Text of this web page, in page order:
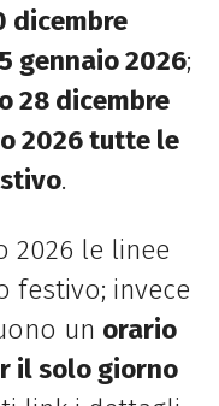
dicembre
gennaio 2026;
28 dicembre
2026 tutte le
.
2026 le linee
festivo; invece
un orario
il solo giorno